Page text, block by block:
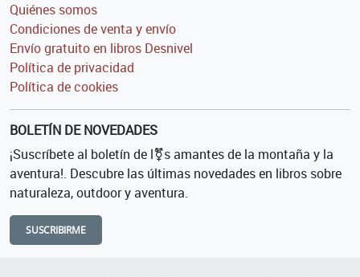
Quiénes somos
Condiciones de venta y envío
Envío gratuito en libros Desnivel
Política de privacidad
Política de cookies
BOLETÍN DE NOVEDADES
¡Suscríbete al boletín de l⚧s amantes de la montaña y la
aventura!. Descubre las últimas novedades en libros sobre
naturaleza, outdoor y aventura.
SUSCRIBIRME